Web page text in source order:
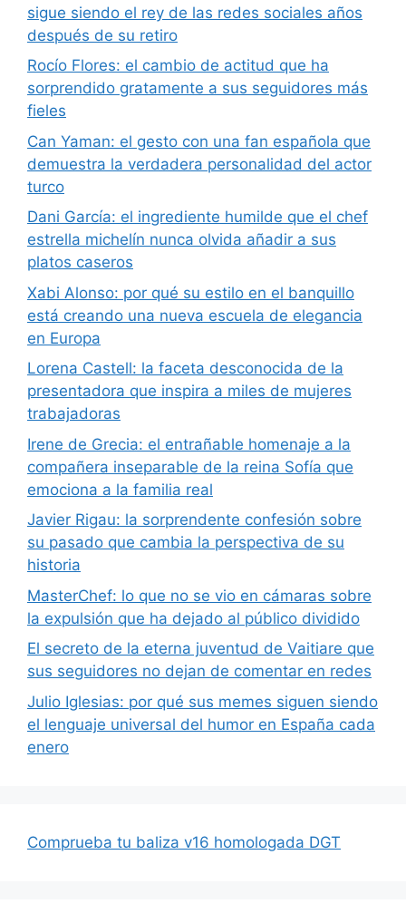
sigue siendo el rey de las redes sociales años
después de su retiro
Rocío Flores: el cambio de actitud que ha
sorprendido gratamente a sus seguidores más
fieles
Can Yaman: el gesto con una fan española que
demuestra la verdadera personalidad del actor
turco
Dani García: el ingrediente humilde que el chef
estrella michelín nunca olvida añadir a sus
platos caseros
Xabi Alonso: por qué su estilo en el banquillo
está creando una nueva escuela de elegancia
en Europa
Lorena Castell: la faceta desconocida de la
presentadora que inspira a miles de mujeres
trabajadoras
Irene de Grecia: el entrañable homenaje a la
compañera inseparable de la reina Sofía que
emociona a la familia real
Javier Rigau: la sorprendente confesión sobre
su pasado que cambia la perspectiva de su
historia
MasterChef: lo que no se vio en cámaras sobre
la expulsión que ha dejado al público dividido
El secreto de la eterna juventud de Vaitiare que
sus seguidores no dejan de comentar en redes
Julio Iglesias: por qué sus memes siguen siendo
el lenguaje universal del humor en España cada
enero
Comprueba tu baliza v16 homologada DGT